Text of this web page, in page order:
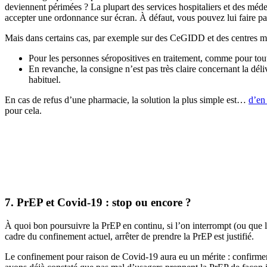
deviennent périmées ? La plupart des services hospitaliers et des
accepter une ordonnance sur écran. À défaut, vous pouvez lui faire
Mais dans certains cas, par exemple sur des CeGIDD et des centres
Pour les personnes séropositives en traitement, comme pour
En revanche, la consigne n’est pas très claire concernant la
habituel.
En cas de refus d’une pharmacie, la solution la plus simple est…
pour cela.
7. PrEP et Covid-19 : stop ou encore ?
À quoi bon poursuivre la PrEP en continu, si l’on interrompt (ou que
cadre du confinement actuel, arrêter de prendre la PrEP est justifié.
Le confinement pour raison de Covid-19 aura eu un mérite :